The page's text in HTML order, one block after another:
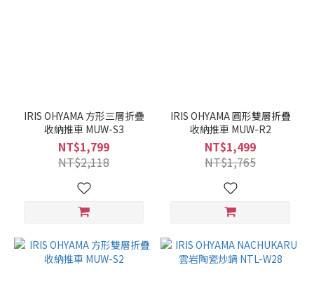
IRIS OHYAMA 方形三層折疊
收納推車 MUW-S3
NT$1,799
NT$2,118
IRIS OHYAMA 圓形雙層折疊
收納推車 MUW-R2
NT$1,499
NT$1,765